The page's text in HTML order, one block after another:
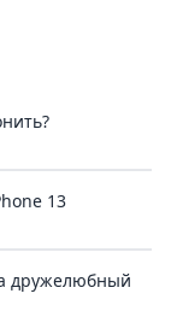
13
дружелюбный